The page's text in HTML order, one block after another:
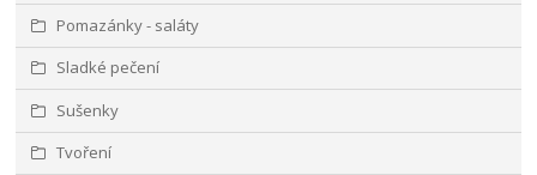
Pomazánky - saláty
Sladké pečení
Sušenky
Tvoření